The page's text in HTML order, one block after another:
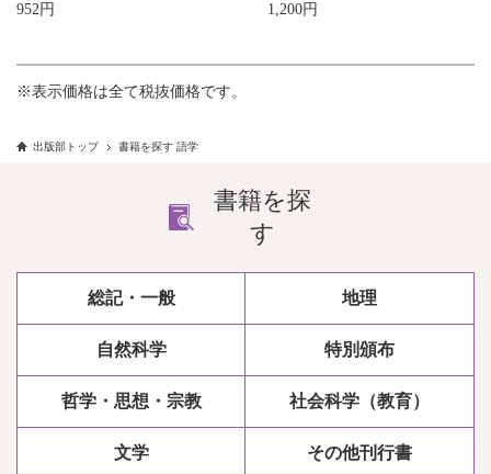
出版部トップ 書籍を探す 語学
952円
1,200円
※表示価格は全て税抜価格です。
書籍を探
す
総記・一般 地理
自然科学 特別頒布
哲学・思想・宗教 社会科学（教育）
文学 その他刊行書